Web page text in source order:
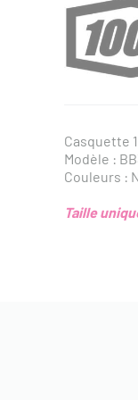
Casquette
Modèle :
Couleurs :
Taille